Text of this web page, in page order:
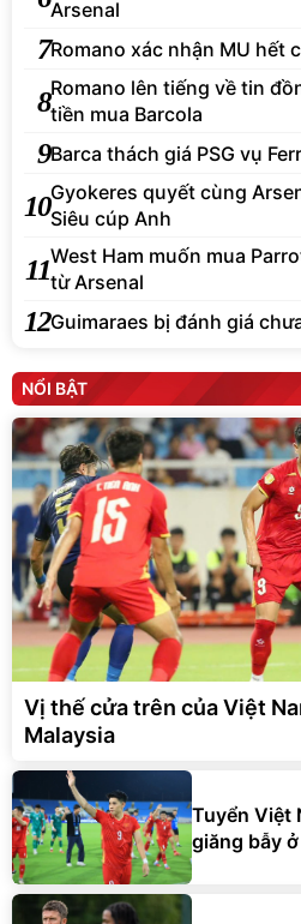
Arsenal
7Romano xác nhận MU hết
8Romano lên tiếng về tin
tiền mua Barcola
9Barca thách giá PSG vụ
10Gyokeres quyết cùng
Siêu cúp Anh
11West Ham muốn mua
từ Arsenal
12Guimaraes bị đánh giá
NỔI BẬT
Vị thế cửa trên của Việt
Malaysia
Tuyển Việt
giăng bẫy